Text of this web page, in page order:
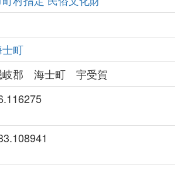
町
岐郡 海士町 宇受賀